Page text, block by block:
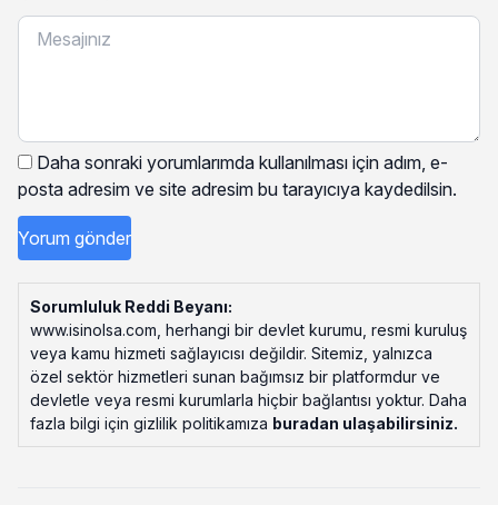
Daha sonraki yorumlarımda kullanılması için adım, e-
posta adresim ve site adresim bu tarayıcıya kaydedilsin.
Sorumluluk Reddi Beyanı:
www.isinolsa.com, herhangi bir devlet kurumu, resmi kuruluş
veya kamu hizmeti sağlayıcısı değildir. Sitemiz, yalnızca
özel sektör hizmetleri sunan bağımsız bir platformdur ve
devletle veya resmi kurumlarla hiçbir bağlantısı yoktur. Daha
fazla bilgi için gizlilik politikamıza buradan ulaşabilirsiniz.